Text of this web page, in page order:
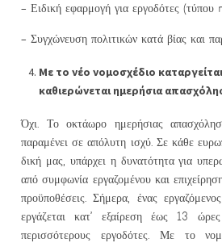
– Ειδική εφαρμογή για εργοδότες
– Συγχώνευση πολιτικών κατά βίας και
Με το νέο νομοσχέδιο
καθιερώνεται ημερήσια
Όχι. Το οκτάωρο ημερήσιας
παραμένει σε απόλυτη ισχύ. Σε κάθε
δική μας, υπάρχει η δυνατότητα για
από συμφωνία εργαζομένου και
προϋποθέσεις. Σήμερα, ένας
εργάζεται κατ’ εξαίρεση έως 13
περισσότερους εργοδότες. Με το